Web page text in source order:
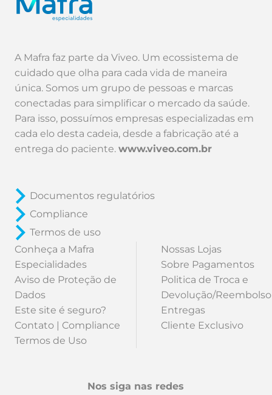
A Mafra faz parte da Viveo. Um ecossistema de
cuidado que olha para cada vida de maneira
única. Somos um grupo de pessoas e marcas
conectadas para simplificar o mercado da saúde.
Para isso, possuímos empresas especializadas em
cada elo desta cadeia, desde a fabricação até a
entrega do paciente.www.viveo.com.br
Documentos regulatórios
Compliance
Termos de uso
Conheça a Mafra
Especialidades
Aviso de Proteção de
Dados
Este site é seguro?
Contato | Compliance
Termos de Uso
Nossas Lojas
Sobre Pagamentos
Politica de Troca e
Devolução/Reembolso
Entregas
Cliente Exclusivo
Nos siga nas redes